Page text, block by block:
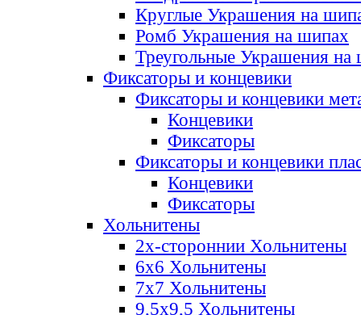
Круглые Украшения на
Ромб Украшения на шипах
Треугольные Украшения на
Фиксаторы и концевики
Фиксаторы и концевики
Концевики
Фиксаторы
Фиксаторы и концевики
Концевики
Фиксаторы
Хольнитены
2х-стороннии Хольнитены
6х6 Хольнитены
7х7 Хольнитены
9,5х9,5 Хольнитены